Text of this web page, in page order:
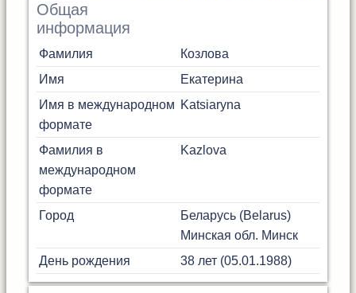
Общая
информация
Фамилия
Козлова
Имя
Екатерина
Имя в международном
формате
Katsiaryna
Фамилия в
международном
формате
Kazlova
Город
Беларусь (Belarus)
Минская обл. Минск
День рождения
38 лет (05.01.1988)